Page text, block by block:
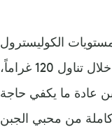
الكوليسترول
الضار. وقد أكل المشاركون طناً من الجبن أثناء الخضوع لهذه الدراسة من خلال تناول 120 غراماً،
عادة ما يكفي حاجة